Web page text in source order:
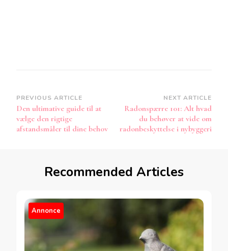
Post
Navigation
PREVIOUS ARTICLE
Den ultimative guide til at
vælge den rigtige
afstandsmåler til dine behov
NEXT ARTICLE
Radonspærre 101: Alt hvad
du behøver at vide om
radonbeskyttelse i nybyggeri
Recommended Articles
Annonce